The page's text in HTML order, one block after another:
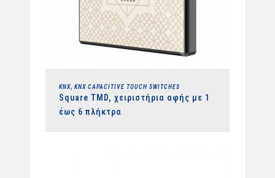
KNX, KNX CAPACITIVE TOUCH SWITCHES
Square TMD, χειριστήρια αφής με 1
έως 6 πλήκτρα